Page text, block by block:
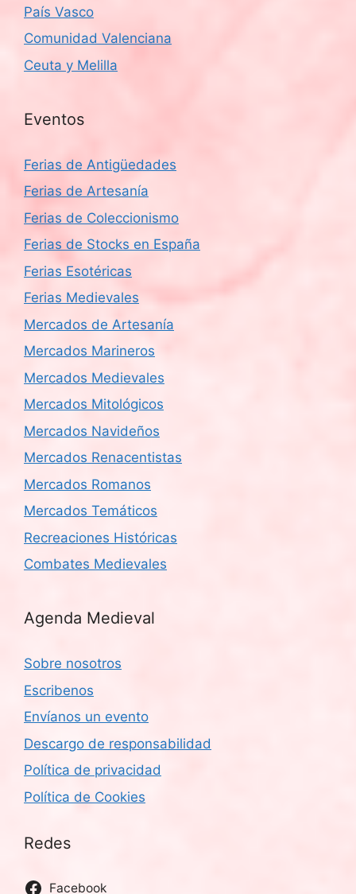
País Vasco
Comunidad Valenciana
Ceuta y Melilla
Eventos
Ferias de Antigüedades
Ferias de Artesanía
Ferias de Coleccionismo
Ferias de Stocks en España
Ferias Esotéricas
Ferias Medievales
Mercados de Artesanía
Mercados Marineros
Mercados Medievales
Mercados Mitológicos
Mercados Navideños
Mercados Renacentistas
Mercados Romanos
Mercados Temáticos
Recreaciones Históricas
Combates Medievales
Agenda Medieval
Sobre nosotros
Escribenos
Envíanos un evento
Descargo de responsabilidad
Política de privacidad
Política de Cookies
Redes
Facebook